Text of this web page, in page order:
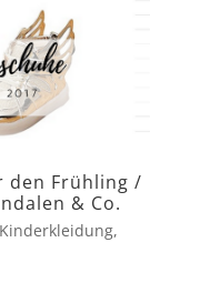
den Frühling /
& Co.
Kinderkleidung,